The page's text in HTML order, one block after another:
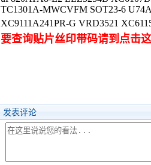
TC1301A-MWCVFM SOT23-6
XC9111A241PR-G VRD3521
要查询贴片丝印带码请到点击
发表评论